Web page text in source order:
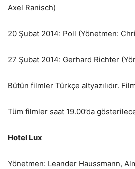
Axel Ranisch)
20 Şubat 2014: Poll (Yönetmen:
27 Şubat 2014: Gerhard Richter
Bütün filmler Türkçe altyazılıdır.
Tüm filmler saat 19.00’da
Hotel Lux
Yönetmen: Leander Haussmann,